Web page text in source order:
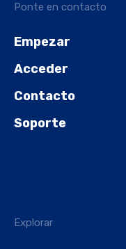
Ponte en contacto
Empezar
Acceder
Contacto
Soporte
Explorar